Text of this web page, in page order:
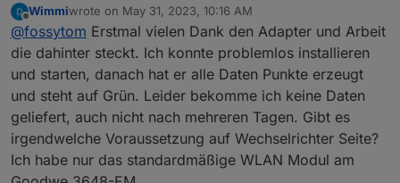
Typ Master
Alle weiter Einstellungen können bei erstmaligen
Start so bleiben, sollten jedoch nachfolgend auf
die persönlichen Bedürfnisse angepasst werden.
Tragt am besten mal nur 1-2 Register ein, und
seht auch dann den Debug Log an, dann seht Ihr
schon ob die Funktion gegeben ist.
Wenn alles klappt, alle für euch notwendigen
Register eintragen und sich freuen
die Register auszulesen. Funktioniert über das WiFi
Modul und benötigt keinen Modbus Adapter. Wäre
toll wenn ihr in testen und feedback geben könntet.
Adapter liegt unter
https://github.com/FossyTom/ioBroker.goodwe.
Offline
Wimmiwrote on May 31, 2023, 10:16 AM
last edited by
@fossytom Erstmal vielen Dank den Adapter und Arbeit
die dahinter steckt. Ich konnte problemlos installieren
und starten, danach hat er alle Daten Punkte erzeugt
und steht auf Grün. Leider bekomme ich keine Daten
geliefert, auch nicht nach mehreren Tagen. Gibt es
irgendwelche Voraussetzung auf Wechselrichter Seite?
Ich habe nur das standardmäßige WLAN Modul am